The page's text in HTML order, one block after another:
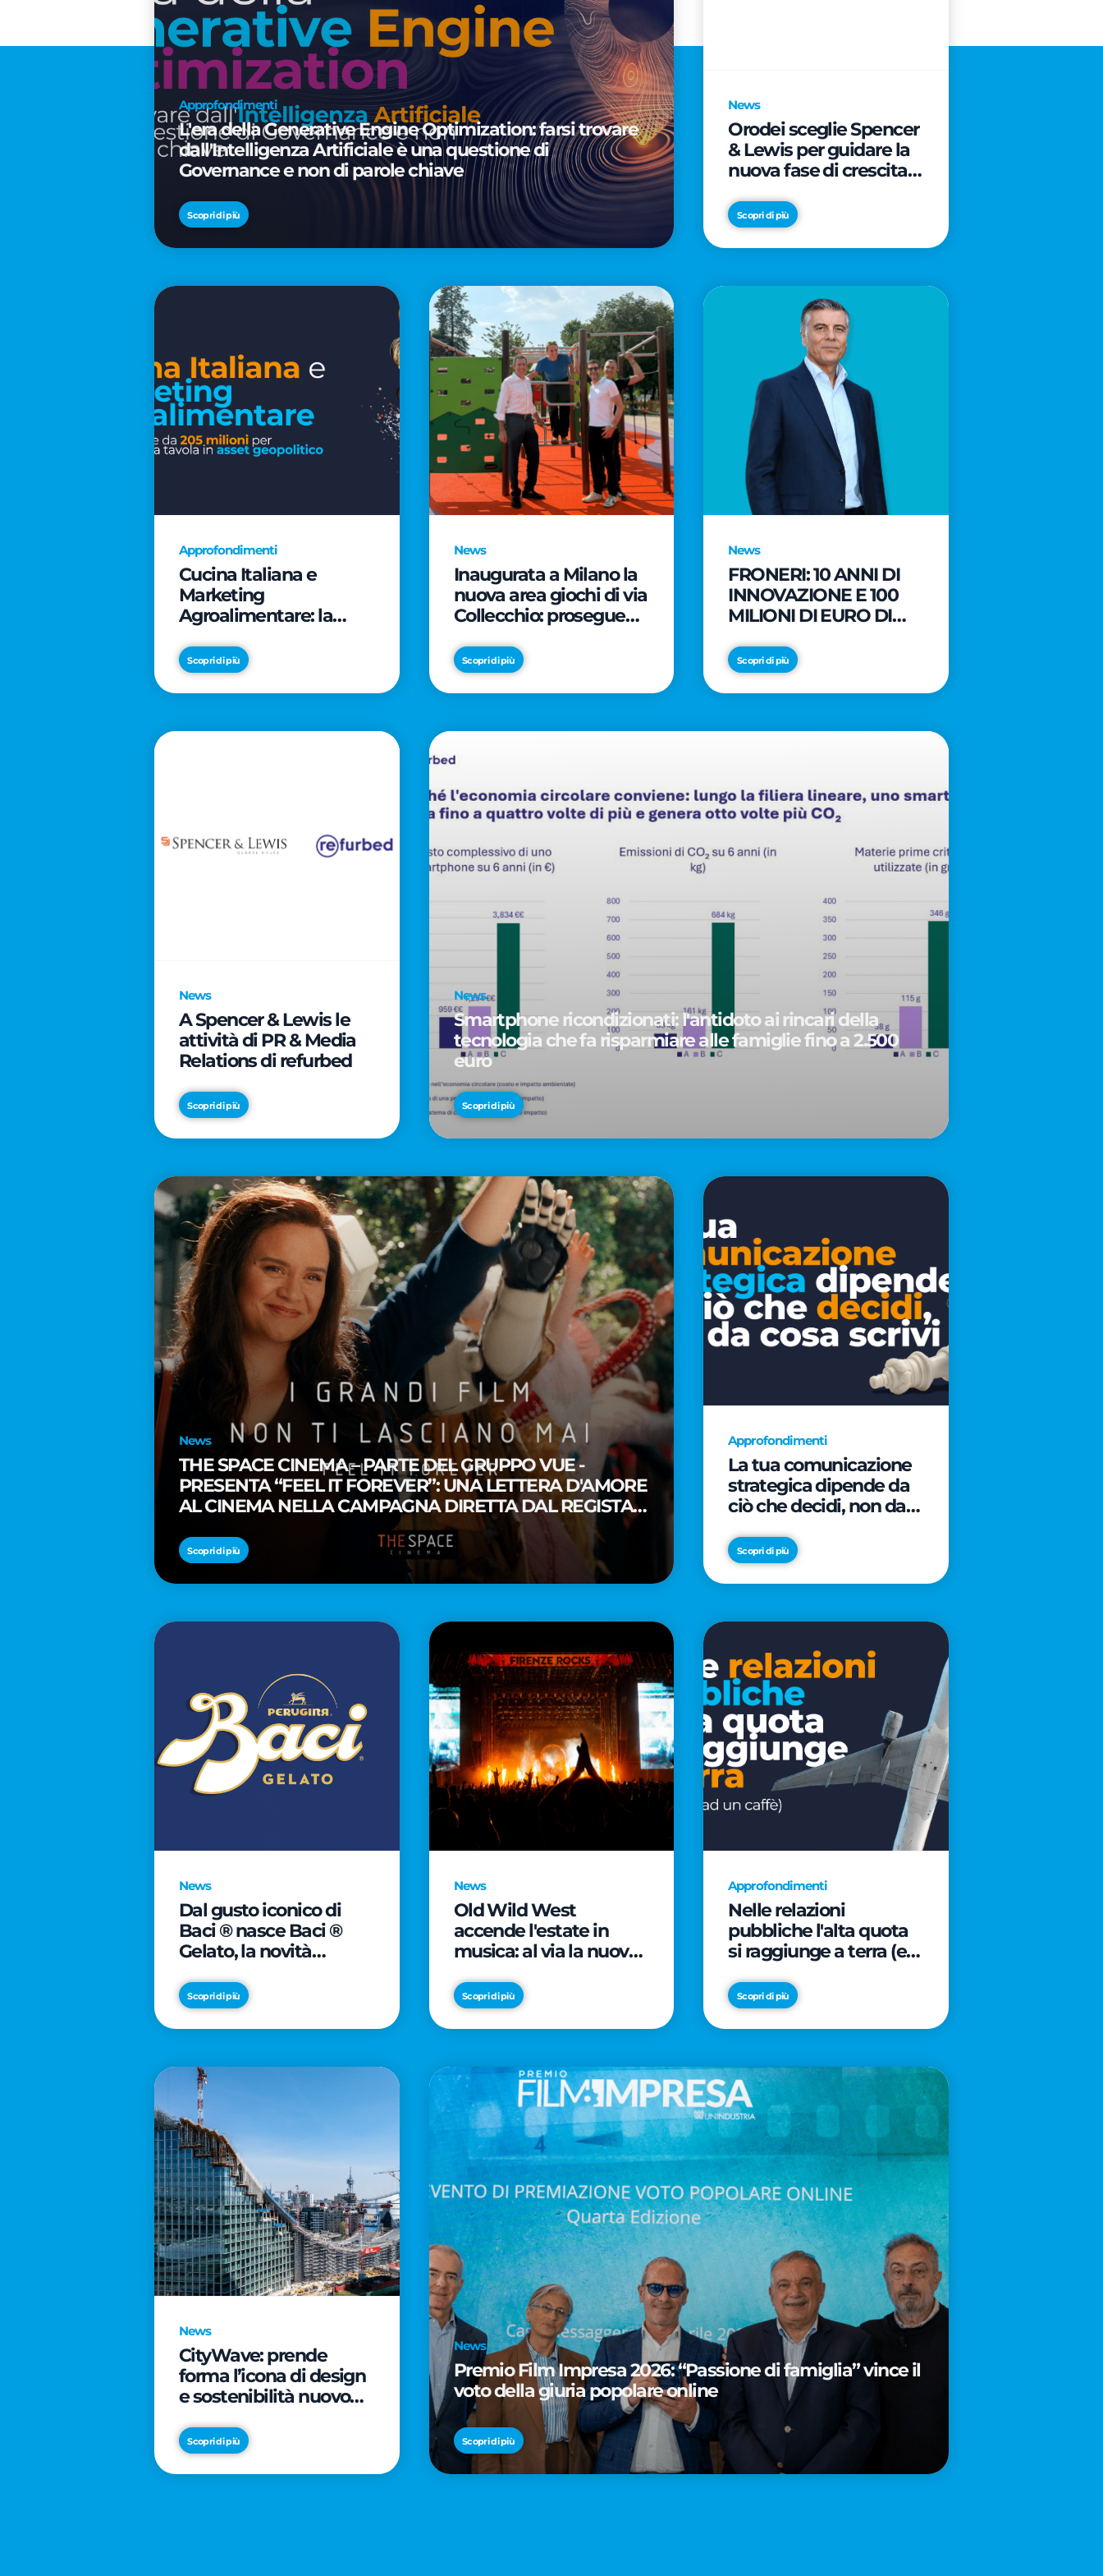
Approfondimenti
L'era della Generative Engine Optimization: farsi trovare
dall'Intelligenza Artificiale è una questione di
Governance e non di parole chiave
Scopri di più
News
Orodei sceglie Spencer
& Lewis per guidare la
nuova fase di crescita e
brand
Scopri di più
Approfondimenti
Cucina Italiana e
Marketing
Agroalimentare: la
milioni per trasformare
la tavola in asset
geopolitico
Scopri di più
News
Inaugurata a Milano la
nuova area giochi di via
Collecchio: prosegue
SmartCityLife per gli
spazi pubblici del
Municipio 8
Scopri di più
News
FRONERI: 10 ANNI DI
INNOVAZIONE E 100
MILIONI DI EURO DI
PER LO SVILUPPO DEL
MERCATO ITALIANO
DEL GELATO
Scopri di più
News
A Spencer & Lewis le
attività di PR & Media
Relations di refurbed
Scopri di più
News
Smartphone ricondizionati: l'antidoto ai rincari della
tecnologia che fa risparmiare alle famiglie fino a 2.500
euro
Scopri di più
News
THE SPACE CINEMA – PARTE DEL GRUPPO VUE -
PRESENTA “FEEL IT FOREVER”: UNA LETTERA D'AMORE
AL CINEMA NELLA CAMPAGNA DIRETTA DAL REGISTA
PREMIO OSCAR® TAIKA WAITITI
Scopri di più
Approfondimenti
La tua comunicazione
strategica dipende da
ciò che decidi, non da
Scopri di più
News
Dal gusto iconico di
Baci ® nasce Baci ®
Gelato, la novità
Scopri di più
News
Old Wild West
accende l'estate in
musica: al via la nuova
e le prestigiose
partnership con Radio
Italia e Live Nation
Scopri di più
Approfondimenti
Nelle relazioni
pubbliche l'alta quota
si raggiunge a terra (e
Scopri di più
News
CityWave: prende
forma l’icona di design
e sostenibilità nuovo
Scopri di più
News
Premio Film Impresa 2026: “Passione di famiglia” vince il
voto della giuria popolare online
Scopri di più